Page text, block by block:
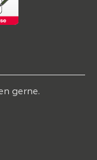
gerne.